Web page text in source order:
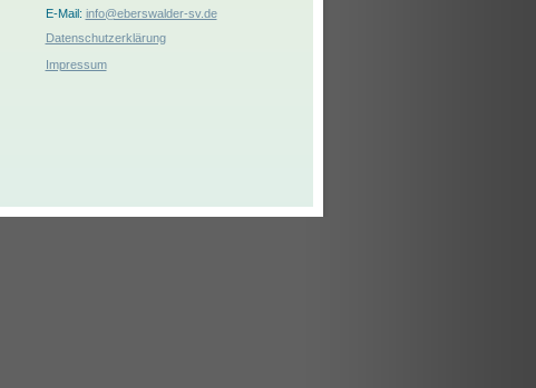
E-Mail: info@eberswalder-sv.de
Datenschutzerklärung
Impressum